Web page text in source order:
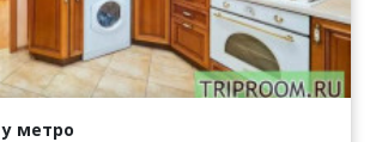
метро